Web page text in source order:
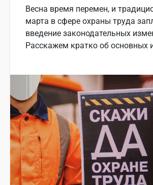
Весна время перемен, и
марта в сфере охраны труда
введение законодательных
Расскажем кратко об основных